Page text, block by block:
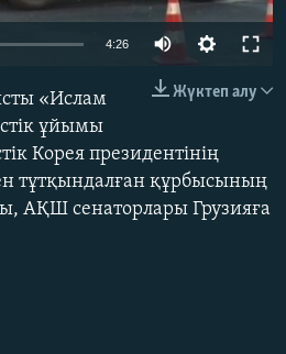
4:26
Жүктеп алу
«Ислам
ұйымы
Корея президентінің
тұтқындалған құрбысының
АҚШ сенаторлары Грузияға